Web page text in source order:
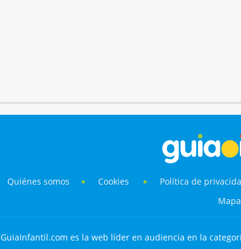
Quiénes somos Cookies Política de
GuiaInfantil.com es la web líder en audiencia en la